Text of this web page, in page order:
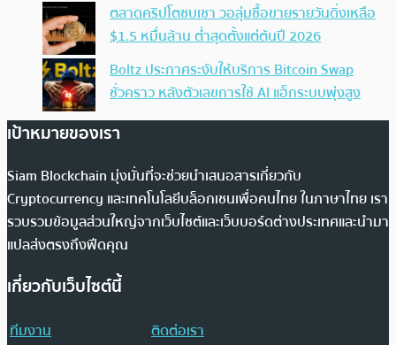
ตลาดคริปโตซบเซา วอลุ่มซื้อขายรายวันดิ่งเหลือ
$1.5 หมื่นล้าน ต่ำสุดตั้งแต่ต้นปี 2026
Boltz ประกาศระงับให้บริการ Bitcoin Swap
ชั่วคราว หลังตัวเลขการใช้ AI แฮ็กระบบพุ่งสูง
เป้าหมายของเรา
Siam Blockchain มุ่งมั่นที่จะช่วยนำเสนอสารเกี่ยวกับ
Cryptocurrency และเทคโนโลยีบล็อกเชนเพื่อคนไทย ในภาษาไทย เรา
รวบรวมข้อมูลส่วนใหญ่จากเว็บไซต์และเว็บบอร์ดต่างประเทศและนำมา
แปลส่งตรงถึงฟีดคุณ
เกี่ยวกับเว็บไซต์นี้
ทีมงาน
ติดต่อเรา